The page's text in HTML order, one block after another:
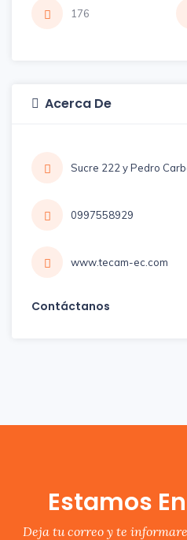
176
Acerca De
Sucre 222 y Pedro
0997558929
www.tecam-ec.com
Contáctanos
Estamos
Deja tu correo y te